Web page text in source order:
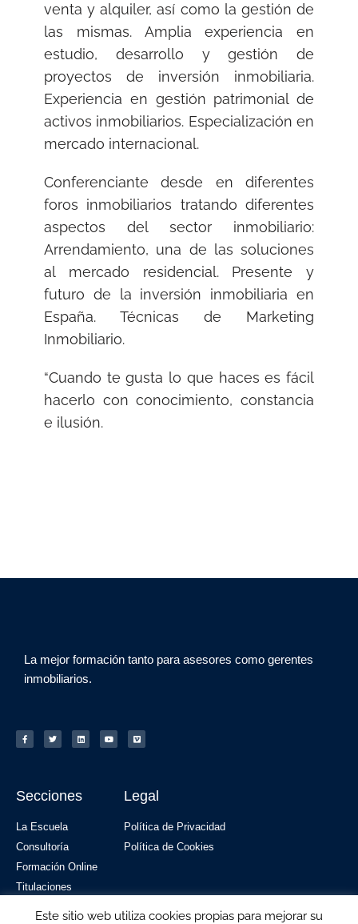
venta y alquiler, así como la gestión de
las mismas. Amplia experiencia en
estudio, desarrollo y gestión de
proyectos de inversión inmobiliaria.
Experiencia en gestión patrimonial de
activos inmobiliarios. Especialización en
mercado internacional.
Conferenciante desde en diferentes
foros inmobiliarios tratando diferentes
aspectos del sector inmobiliario:
Arrendamiento, una de las soluciones
al mercado residencial. Presente y
futuro de la inversión inmobiliaria en
España. Técnicas de Marketing
Inmobiliario.
“Cuando te gusta lo que haces es fácil
hacerlo con conocimiento, constancia
e ilusión.
La mejor formación tanto para asesores como gerentes
inmobiliarios.
Secciones
La Escuela
Consultoría
Formación Online
Titulaciones
Legal
Política de Privacidad
Política de Cookies
Este sitio web utiliza cookies propias para mejorar su